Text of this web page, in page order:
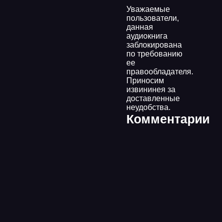
Уважаемые
пользователи,
данная
аудиокнига
заблокирована
по требованию
ее
правообладателя.
Приносим
извининея за
доставленные
неудобства.
Комментарии